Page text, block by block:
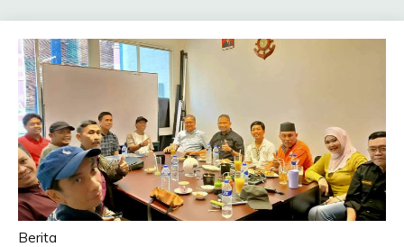
Berita